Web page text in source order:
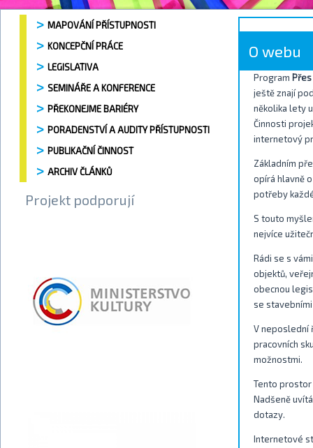
MAPOVÁNÍ PŘÍSTUPNOSTI
KONCEPČNÍ PRÁCE
LEGISLATIVA
SEMINÁŘE A KONFERENCE
PŘEKONEJME BARIÉRY
PORADENSTVÍ A AUDITY PŘÍSTUPNOSTI
PUBLIKAČNÍ ČINNOST
ARCHIV ČLÁNKŮ
Projekt podporují
O webu
Program
ještě znají
několika lety
Činnosti
internetový
Základním
opírá hlavně
potřeby
S touto
nejvíce
Rádi se s
objektů,
obecnou
se stavebními
V neposlední
pracovních
možnostmi.
Tento prostor
Nadšeně
dotazy.
Internetové